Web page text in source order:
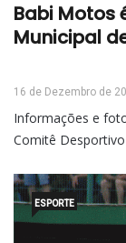
Babi Motos
Municipal
16 de Dezembro de
Informações e
Comitê
ESPORTE